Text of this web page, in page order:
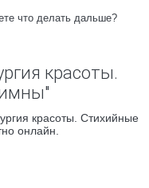
что делать дальше?
красоты.
красоты. Стихийные
онлайн.